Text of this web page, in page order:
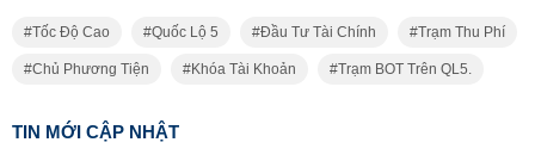
Tốc Độ Cao Quốc Lộ 5 Đầu Tư Tài Chính Trạm Thu Phí
Chủ Phương Tiện Khóa Tài Khoản Trạm BOT Trên QL5.
TIN MỚI CẬP NHẬT